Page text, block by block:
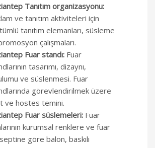
Tanıtım organizasyonu:
ve tanıtım aktiviteleri için
tanıtım elemanları, süsleme
çalışmaları.
Fuar standı: Fuar
tasarımı, dizaynı,
ve süslenmesi. Fuar
görevlendirilmek üzere
ve hostes temini.
Fuar süslemeleri: Fuar
kurumsal renklere ve fuar
göre balon, baskılı